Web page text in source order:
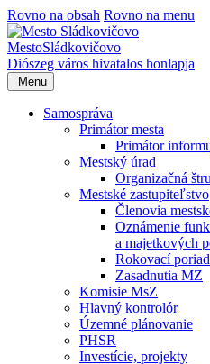
Rovno na obsah Rovno na menu
MestoSládkovičovo
Diószeg város hivatalos honlapja
Menu
Samospráva
Primátor mesta
Primátor
Mestský úrad
Organizačná
Mestské zastupiteľstvo
Členovia
Oznámenie
a majetkových
Rokovací
Zasadnutia MZ
Komisie MsZ
Hlavný kontrolór
Územné plánovanie
PHSR
Investície, projekty